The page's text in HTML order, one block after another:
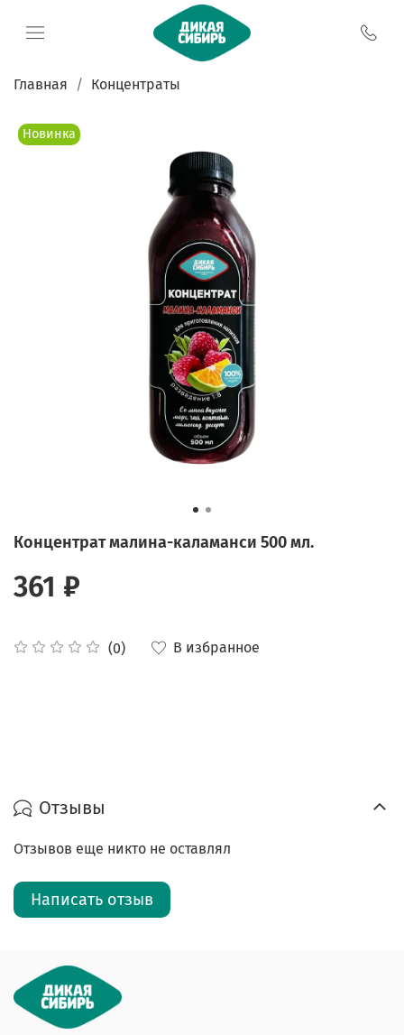
Главная Концентраты
Новинка
Концентрат малина-каламанси 500 мл.
(0) В избранное
361 ₽
Отзывы
Отзывов еще никто не оставлял
Написать отзыв